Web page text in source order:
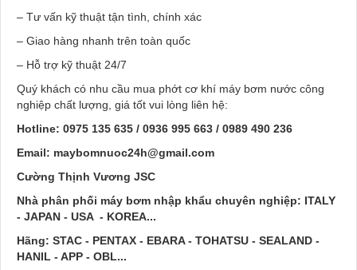
– Tư vấn kỹ thuật tận tình, chính xác
– Giao hàng nhanh trên toàn quốc
– Hỗ trợ kỹ thuật 24/7
Quý khách có nhu cầu mua phớt cơ khí máy bơm nước công
nghiệp chất lượng, giá tốt vui lòng liên hệ:
Hotline: 0975 135 635 / 0936 995 663 / 0989 490 236
Email: maybomnuoc24h@gmail.com
Cường Thịnh Vương JSC
Nhà phân phối máy bơm nhập khẩu chuyên nghiệp: ITALY
- JAPAN - USA - KOREA...
Hãng: STAC - PENTAX - EBARA - TOHATSU - SEALAND -
HANIL - APP - OBL...